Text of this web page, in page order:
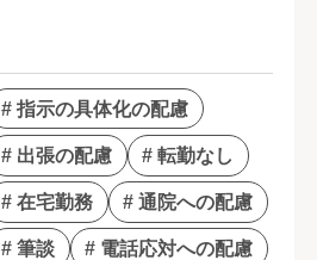
# 指示の具体化の配慮
# 出張の配慮 # 転勤なし
# 在宅勤務 # 通院への配慮
# 筆談 # 電話応対への配慮